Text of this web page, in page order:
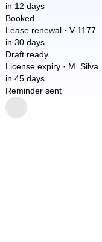
in 12 days
Booked
Lease renewal · V-1177
in 30 days
Draft ready
License expiry · M. Silva
in 45 days
Reminder sent